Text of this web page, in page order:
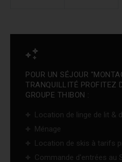
POUR UN SÉJOUR
TRANQUILLITÉ PROFITEZ
GROUPE THIBON :
Location de linge de lit &
Ménage
Location de skis à tarifs
Commande d'entrées au